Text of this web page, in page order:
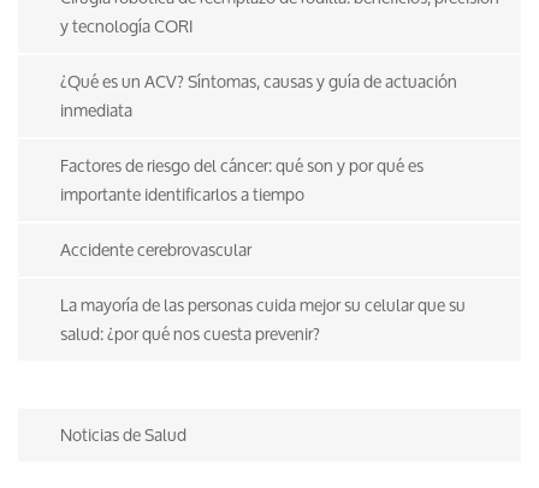
y tecnología CORI
¿Qué es un ACV? Síntomas, causas y guía de actuación
inmediata
Factores de riesgo del cáncer: qué son y por qué es
importante identificarlos a tiempo
Accidente cerebrovascular
La mayoría de las personas cuida mejor su celular que su
salud: ¿por qué nos cuesta prevenir?
Noticias de Salud